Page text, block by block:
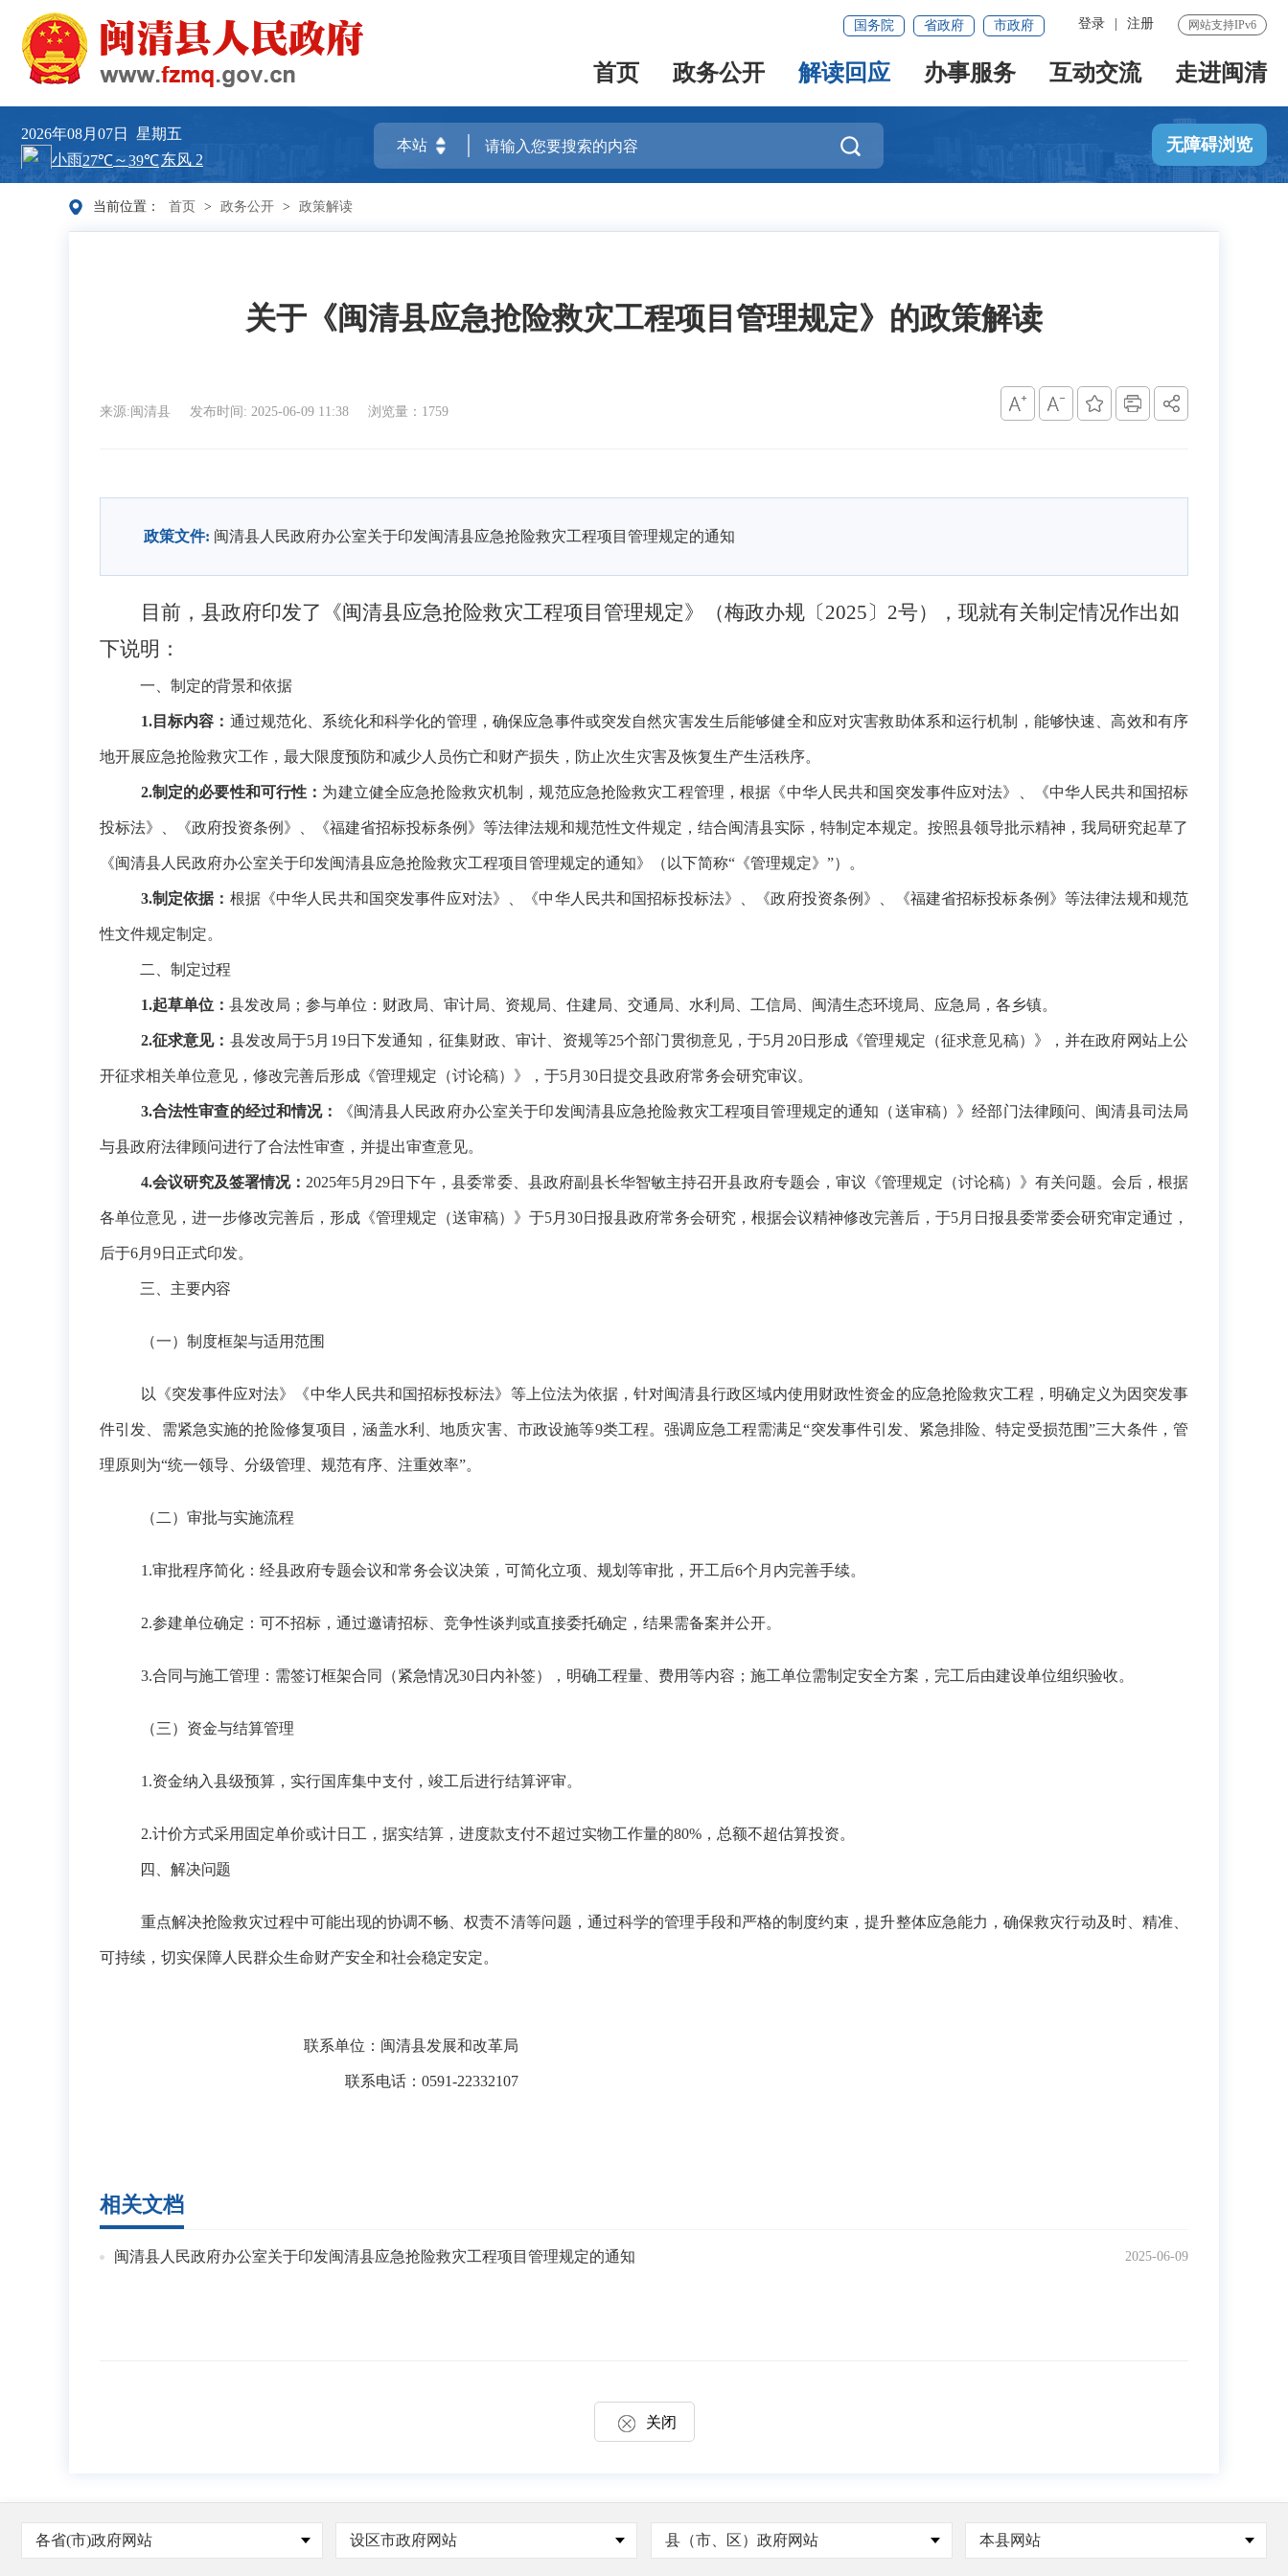
网站支持IPv6
登录 注册
国务院 省政府 市政府
首页 政务公开 解读回应 办事服务 互动交流 走进闽清
2026年08月07日 星期五
 无障碍浏览
当前位置： 首页 > 政务公开 > 政策解读
关于《闽清县应急抢险救灾工程项目管理规定》的政策解读
来源:闽清县 发布时间: 2025-06-09 11:38 浏览量：1759
政策文件: 闽清县人民政府办公室关于印发闽清县应急抢险救灾工程项目管理规定的通知
目前，县政府印发了《闽清县应急抢险救灾工程项目管理规定》（梅政办规〔2025〕2号），现就有关制定情况作出如
下说明：
一、制定的背景和依据
1.目标内容： 通过规范化、系统化和科学化的管理，确保应急事件或突发自然灾害发生后能够健全和应对灾害救助体系和运行机制，能够快速、高效和有序
地开展应急抢险救灾工作，最大限度预防和减少人员伤亡和财产损失，防止次生灾害及恢复生产生活秩序。
2.制定的必要性和可行性： 为建立健全应急抢险救灾机制，规范应急抢险救灾工程管理，根据《中华人民共和国突发事件应对法》、《中华人民共和国招标
投标法》、《政府投资条例》、《福建省招标投标条例》等法律法规和规范性文件规定，结合闽清县实际，特制定本规定。按照县领导批示精神，我局研究起草了
《闽清县人民政府办公室关于印发闽清县应急抢险救灾工程项目管理规定的通知》（以下简称“《管理规定》”）。
3.制定依据： 根据《中华人民共和国突发事件应对法》、《中华人民共和国招标投标法》、《政府投资条例》、《福建省招标投标条例》等法律法规和规范
性文件规定制定。
二、制定过程
1.起草单位： 县发改局；参与单位：财政局、审计局、资规局、住建局、交通局、水利局、工信局、闽清生态环境局、应急局，各乡镇。
2.征求意见： 县发改局于5月19日下发通知，征集财政、审计、资规等25个部门贯彻意见，于5月20日形成《管理规定 （征求意见稿） 》，并在政府网站上公
开征求相关单位意见，修改完善后形成《管理规定 （讨论稿） 》，于5月30日提交县政府常务会研究审议。
3.合法性审查的经过和情况： 《闽清县人民政府办公室关于印发闽清县应急抢险救灾工程项目管理规定的通知 （送审稿） 》经部门法律顾问、闽清县司法局
与县政府法律顾问进行了合法性审查，并提出审查意见。
4.会议研究及签署情况： 2025年5月29日下午，县委常委、县政府副县长华智敏主持召开县政府专题会，审议《管理规定 （讨论稿） 》有关问题。会后，根据
各单位意见，进一步修改完善后，形成《管理规定 （送审稿） 》于5月30日报县政府常务会研究，根据会议精神修改完善后，于5月日报县委常委会研究审定通过，
后于6月9日正式印发。
三、主要内容
（一）制度框架与适用范围
以《突发事件应对法》《中华人民共和国招标投标法》等上位法为依据，针对闽清县行政区域内使用财政性资金的应急抢险救灾工程，明确定义为因突发事
件引发、需紧急实施的抢险修复项目，涵盖水利、地质灾害、市政设施等9类工程。强调应急工程需满足“突发事件引发、紧急排险、特定受损范围”三大条件，管
理原则为“统一领导、分级管理、规范有序、注重效率”。
（二）审批与实施流程
1.审批程序简化：经县政府专题会议和常务会议决策，可简化立项、规划等审批，开工后6个月内完善手续。
2.参建单位确定：可不招标，通过邀请招标、竞争性谈判或直接委托确定，结果需备案并公开。
3.合同与施工管理：需签订框架合同（紧急情况30日内补签），明确工程量、费用等内容；施工单位需制定安全方案，完工后由建设单位组织验收。
（三）资金与结算管理
1.资金纳入县级预算，实行国库集中支付，竣工后进行结算评审。
2.计价方式采用固定单价或计日工，据实结算，进度款支付不超过实物工作量的80%，总额不超估算投资。
四、解决问题
重点解决抢险救灾过程中可能出现的协调不畅、权责不清等问题，通过科学的管理手段和严格的制度约束，提升整体应急能力，确保救灾行动及时、精准、
可持续，切实保障人民群众生命财产安全和社会稳定安定。
联系单位：闽清县发展和改革局
联系电话： 0591-22332107
相关文档
2025-06-09
闽清县人民政府办公室关于印发闽清县应急抢险救灾工程项目管理规定的通知
关闭
各省(市)政府网站 设区市政府网站 县（市、区）政府网站 本县网站